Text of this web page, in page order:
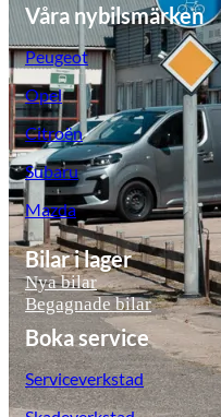
Våra nybilsmärken
Peugeot
Opel
Citroën
Subaru
Mazda
Bilar i lager
Nya bilar
Begagnade bilar
Boka service
Serviceverkstad